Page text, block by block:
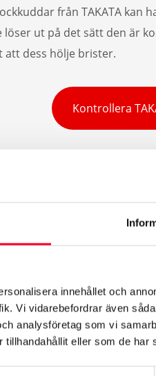
innehållet och
Vi vidarebefordrar även
analysföretag som vi
tillhandahållit eller som de
från TAKATA
ut på det sätt den är
att dess hölje brister.
Kontrollera
och vad är en